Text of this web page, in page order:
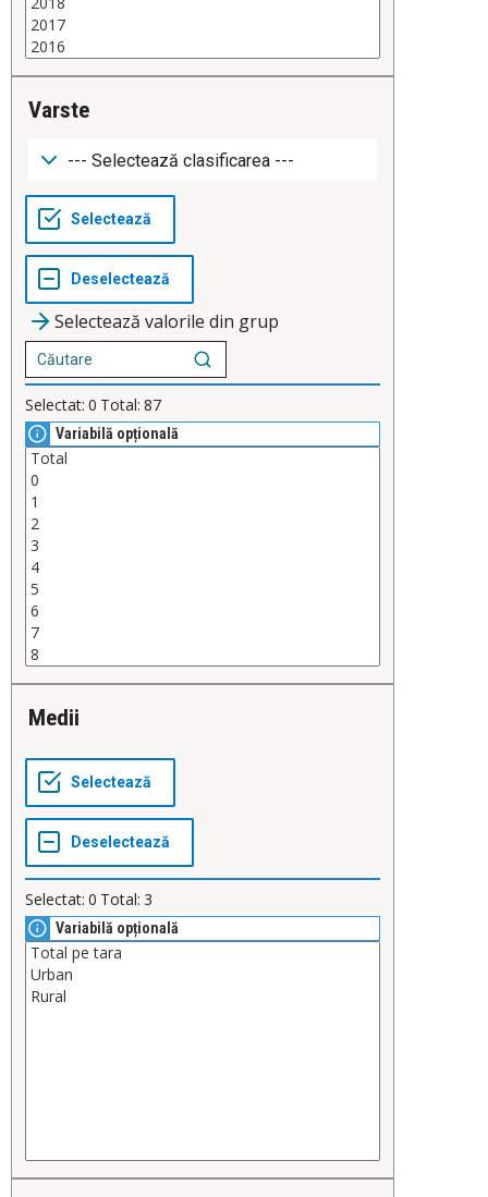
Varste
Selectează valorile din grup
Selectat: 0 Total: 87
Variabilă opțională
Medii
Selectat: 0 Total: 3
Variabilă opțională